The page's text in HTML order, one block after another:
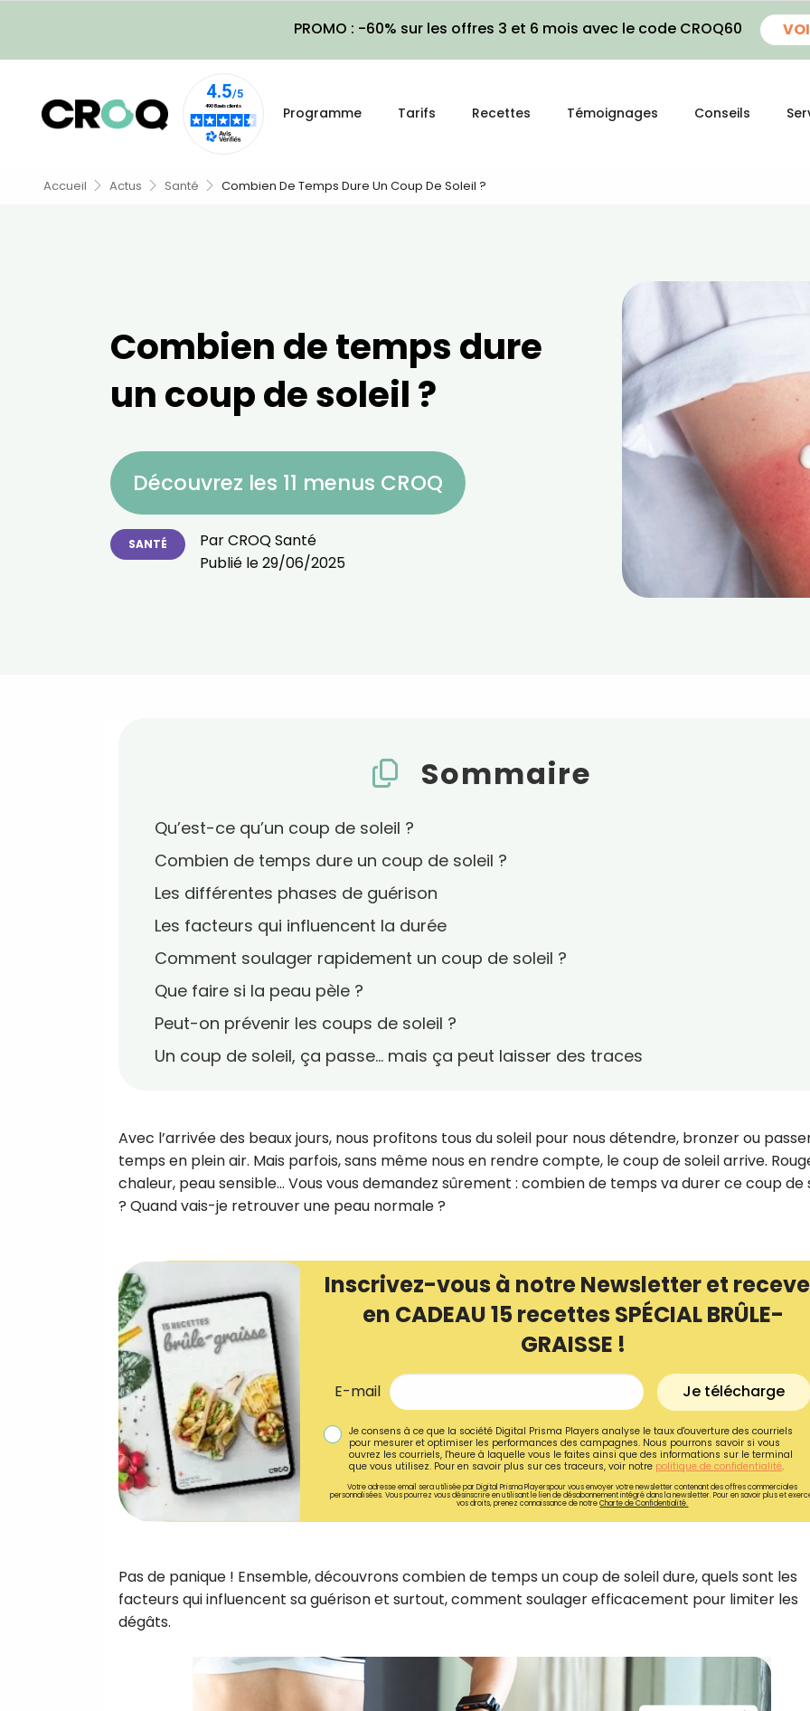
PROMO : -60% sur les offres 3 et 6 mois avec le code CROQ60
Programme Tarifs Recettes Témoignages Conseils
Accueil Actus Santé Combien De Temps Dure Un Coup De Soleil ?
Combien de temps dure
un coup de soleil ?
Découvrez les 11 menus CROQ
SANTÉ ParCROQ Santé
Publié le29/06/2025
Sommaire
Qu’est-ce qu’un coup de soleil ?
Combien de temps dure un coup de soleil ?
Les différentes phases de guérison
Les facteurs qui influencent la durée
Comment soulager rapidement un coup de soleil ?
Que faire si la peau pèle ?
Peut-on prévenir les coups de soleil ?
Un coup de soleil, ça passe… mais ça peut laisser des traces
Avec l’arrivée des beaux jours, nous profitons tous du soleil pour nous détendre, bronzer ou
temps en plein air. Mais parfois, sans même nous en rendre compte, le coup de soleil arrive.
chaleur, peau sensible… Vous vous demandez sûrement : combien de temps va durer ce coup de
? Quand vais-je retrouver une peau normale ?
Inscrivez-vous à notre Newsletter et
en CADEAU 15 recettes SPÉCIAL BRÛLE-
GRAISSE !
E-mail Je télécharge
Je consens à ce que la société Digital Prisma Players analyse le taux d'ouverture des courriels
pour mesurer et optimiser les performances des campagnes. Nous pourrons savoir si vous
ouvrez les courriels, l'heure à laquelle vous le faites ainsi que des informations sur le terminal
que vous utilisez. Pour en savoir plus sur ces traceurs, voir notre politique de confidentialité.
Votre adresse email sera utilisée par Digital Prisma Playerspour vous envoyer votre newsletter contenant des offres commerciales
personnalisées. Vous pourrez vous désinscrire en utilisant le lien de désabonnement intégré dans la newsletter. Pour en savoir plus et
vos droits, prenez connaissance de notreCharte de Confidentialité.
Pas de panique ! Ensemble, découvrons combien de temps un coup de soleil dure, quels sont les
facteurs qui influencent sa guérison et surtout, comment soulager efficacement pour limiter les
dégâts.
Recevez
!
Ainsi que la newsletter